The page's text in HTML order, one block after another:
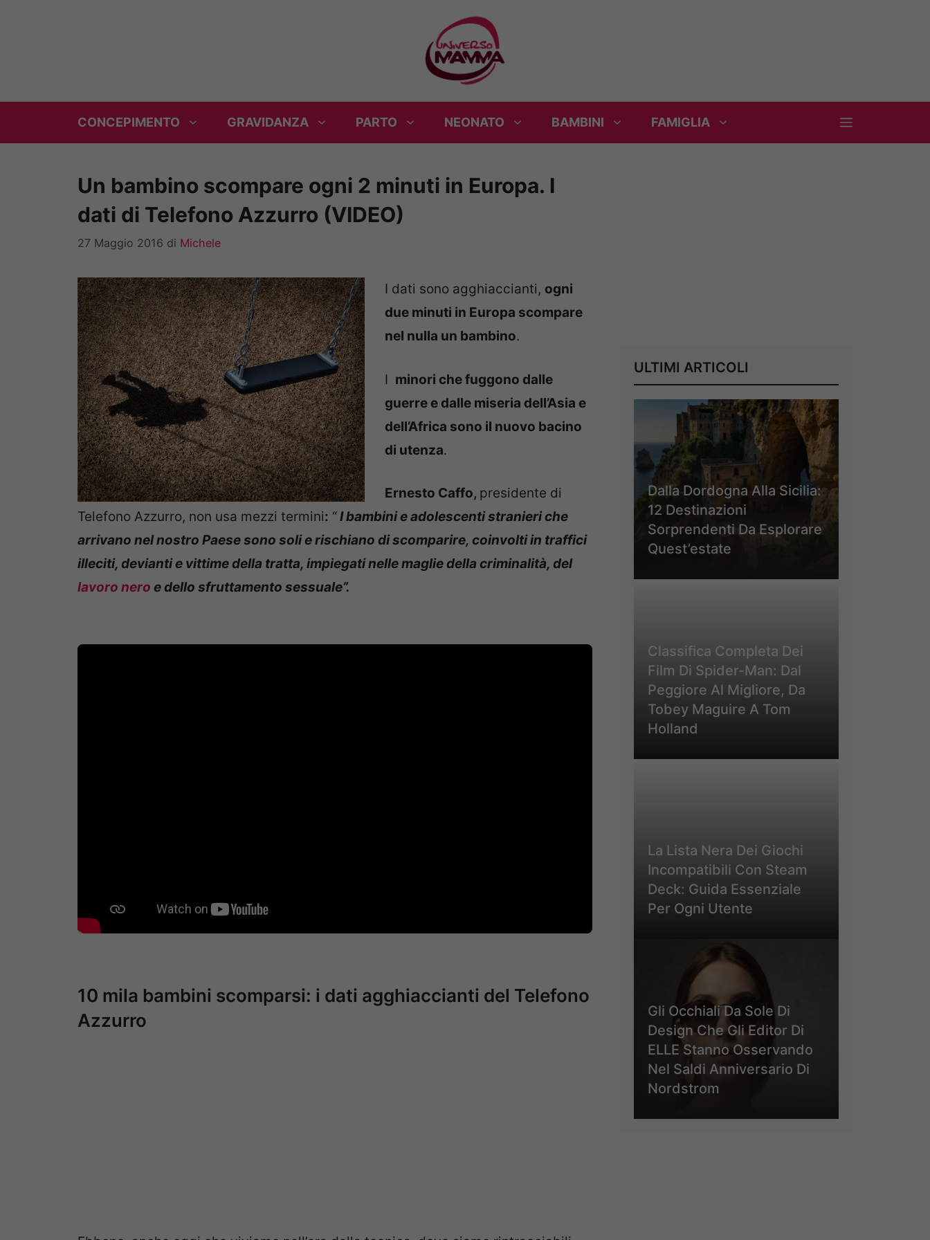
CONCEPIMENTO GRAVIDANZA PARTO NEONATO BAMBINI FAMIGLIA
Un bambino scompare ogni 2 minuti in Europa. I
dati di Telefono Azzurro (VIDEO)
27 Maggio 2016 di Michele
I dati sono agghiaccianti, ogni
due minuti in Europa scompare
nel nulla un bambino.
I minori che fuggono dalle
guerre e dalle miseria dell’Asia e
dell’Africa sono il nuovo bacino
di utenza.
Ernesto Caffo, presidente di
Telefono Azzurro, non usa mezzi termini: “I bambini e adolescenti stranieri che
arrivano nel nostro Paese sono soli e rischiano di scomparire, coinvolti in traffici
illeciti, devianti e vittime della tratta, impiegati nelle maglie della criminalità, del
lavoro nero e dello sfruttamento sessuale”.
10 mila bambini scomparsi: i dati agghiaccianti del Telefono
Azzurro
ULTIMI ARTICOLI
Dalla Dordogna Alla Sicilia:
12 Destinazioni
Sorprendenti Da Esplorare
Quest’estate
Classifica Completa Dei
Film Di Spider-Man: Dal
Peggiore Al Migliore, Da
Tobey Maguire A Tom
Holland
La Lista Nera Dei Giochi
Incompatibili Con Steam
Deck: Guida Essenziale
Per Ogni Utente
Gli Occhiali Da Sole Di
Design Che Gli Editor Di
ELLE Stanno Osservando
Nel Saldi Anniversario Di
Nordstrom